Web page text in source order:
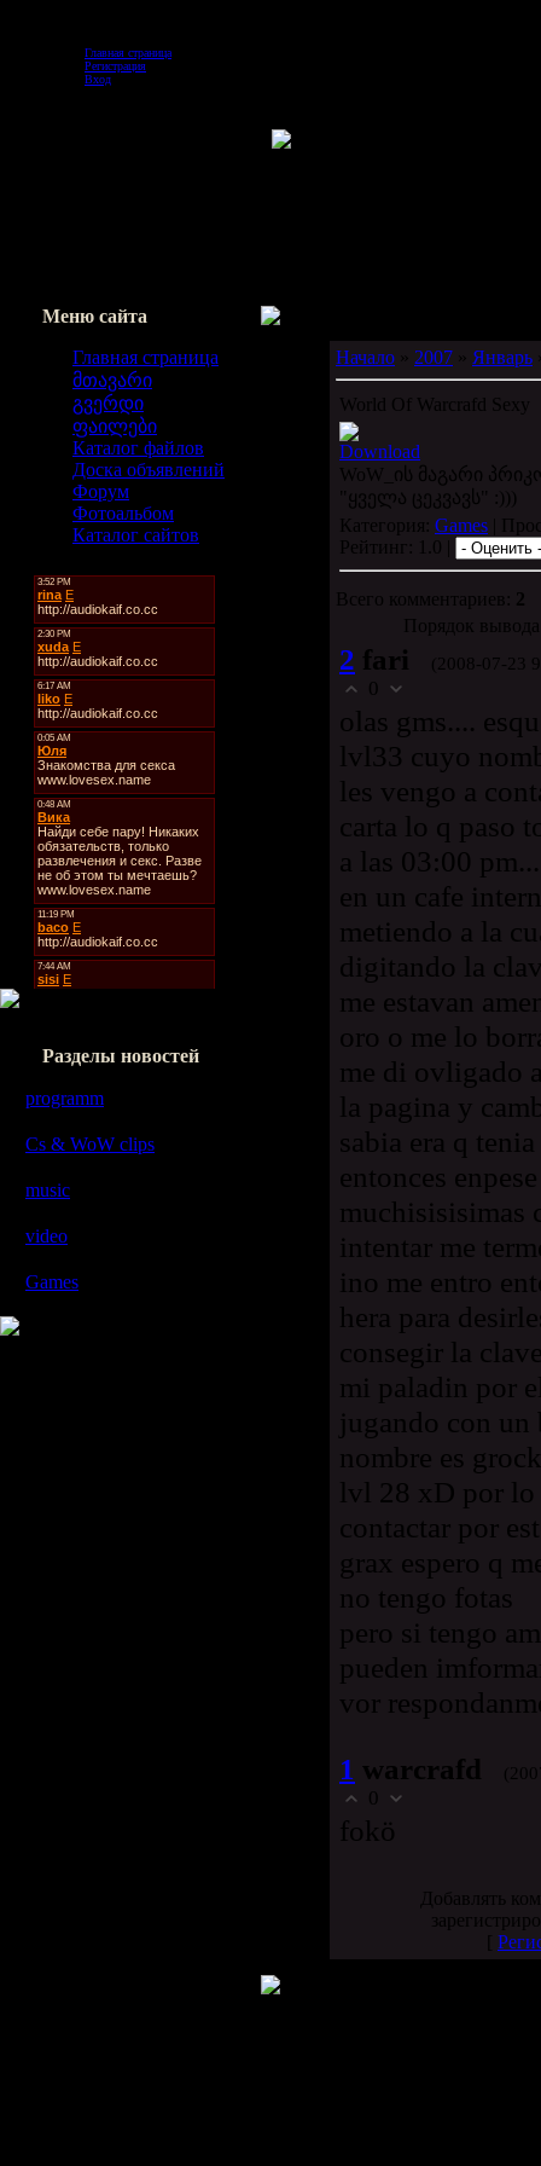
Главная страница
Регистрация
Вход
Меню сайта
Главная страница
მთავარი
გვერდი
ფაილები
Каталог файлов
Доска объявлений
Форум
Фотоальбом
Каталог сайтов
Разделы новостей
programm
Cs & WoW clips
music
video
Games
Начало » 2007 » Январь
World Of Warcrafd Sexy
Download
WoW_ის მაგარი
"ყველა ცეკვავს" :)))
Категория: Games |
Рейтинг: 1.0 |
Всего комментариев: 2
Порядок
2 fari (2008-07-23
0
olas gms....
lvl33 cuyo
les vengo a
carta lo q paso
a las 03:00
en un cafe
metiendo a la
digitando la
me estavan
oro o me lo
me di ovligado
la pagina y
sabia era q
entonces
muchisisisimas
intentar me
ino me entro
hera para
consegir la
mi paladin por
jugando con
nombre es
lvl 28 xD por lo
contactar por
grax espero q
no tengo fotas
pero si tengo
pueden
vor
1 warcrafd
0
fokö
Добавлять